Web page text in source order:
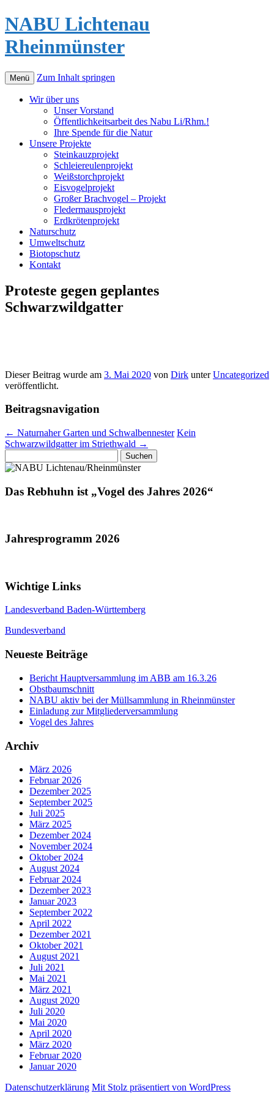
NABU Lichtenau
Rheinmünster
Menü Zum Inhalt springen
Wir über uns
Unser Vorstand
Öffentlichkeitsarbeit des Nabu Li/Rhm.!
Ihre Spende für die Natur
Unsere Projekte
Steinkauzprojekt
Schleiereulenprojekt
Weißstorchprojekt
Eisvogelprojekt
Großer Brachvogel – Projekt
Fledermausprojekt
Erdkrötenprojekt
Naturschutz
Umweltschutz
Biotopschutz
Kontakt
Proteste gegen geplantes
Schwarzwildgatter
Dieser Beitrag wurde am 3. Mai 2020 von Dirk unterUncategorized
veröffentlicht.
Beitragsnavigation
← Naturnaher Garten und Schwalbennester Kein
Schwarzwildgatter im Striethwald →
nach:
Das Rebhuhn ist „Vogel des Jahres 2026“
Jahresprogramm 2026
Wichtige Links
Landesverband Baden-Württemberg
Bundesverband
Neueste Beiträge
Bericht Hauptversammlung im ABB am 16.3.26
Obstbaumschnitt
NABU aktiv bei der Müllsammlung in Rheinmünster
Einladung zur Mitgliederversammlung
Vogel des Jahres
Archiv
März 2026
Februar 2026
Dezember 2025
September 2025
Juli 2025
März 2025
Dezember 2024
November 2024
Oktober 2024
August 2024
Februar 2024
Dezember 2023
Januar 2023
September 2022
April 2022
Dezember 2021
Oktober 2021
August 2021
Juli 2021
Mai 2021
März 2021
August 2020
Juli 2020
Mai 2020
April 2020
März 2020
Februar 2020
Januar 2020
Datenschutzerklärung Mit Stolz präsentiert von WordPress